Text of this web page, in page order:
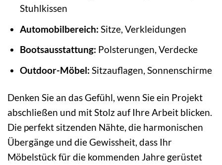
Stuhlkissen
Automobilbereich: Sitze, Verkleidungen
Bootsausstattung: Polsterungen, Verdecke
Outdoor-Möbel: Sitzauflagen, Sonnenschirme
Denken Sie an das Gefühl, wenn Sie ein Projekt
abschließen und mit Stolz auf Ihre Arbeit blicken.
Die perfekt sitzenden Nähte, die harmonischen
Übergänge und die Gewissheit, dass Ihr
Möbelstück für die kommenden Jahre gerüstet